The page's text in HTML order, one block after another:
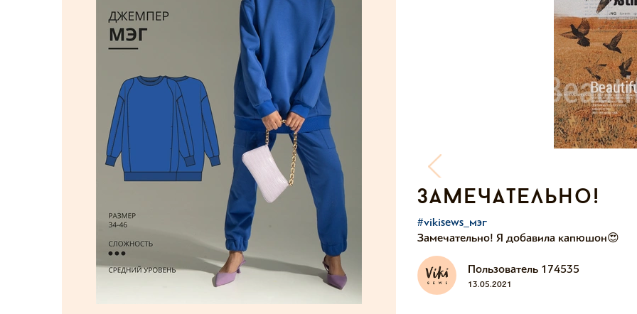
замечательно!
#vikisews_мэг
Замечательно! Я добавила капюшон😍
Пользователь 174535
13.05.2021